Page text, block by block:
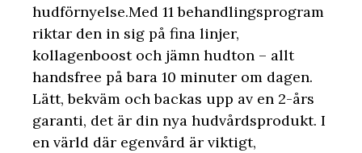
hudförnyelse.Med 11 behandlingsprogram
riktar den in sig på fina linjer,
kollagenboost och jämn hudton – allt
handsfree på bara 10 minuter om dagen.
Lätt, bekväm och backas upp av en 2-års
garanti, det är din nya hudvårdsprodukt. I
en värld där egenvård är viktigt,